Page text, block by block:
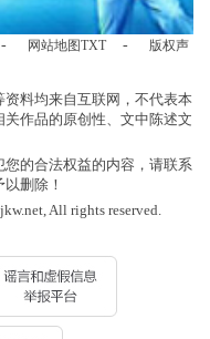
- 网站地图TXT -
版权声
料均来自互联网，不代表本
作品的原创性、文中陈述文
的合法权益的内容，请联系
删除！
All rights reserved.